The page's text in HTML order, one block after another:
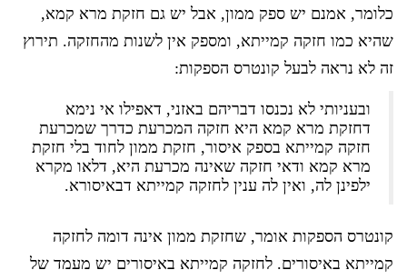
כלומר, אמנם יש ספק ממון, אבל יש גם חזקת מרא קמא,
שהיא כמו חזקה קמייתא, ומספק אין לשנות מהחזקה. תירוץ
זה לא נראה לבעל קונטרס הספקות:
ובעניותי לא נכנסו דבריהם באזני, דאפילו אי נימא
דחזקת מרא קמא היא חזקה המכרעת כדרך שמכרעת
חזקה קמייתא בספק איסור, חזקת ממון לחוד בלי חזקת
מרא קמא ודאי חזקה שאינה מכרעת היא, דלאו מקרא
ילפינן לה, ואין לה ענין לחזקה קמייתא דבאיסורא.
קונטרס הספקות אומר, שחזקת ממון אינה דומה לחזקה
קמייתא באיסורים. לחזקה קמייתא באיסורים יש מעמד של